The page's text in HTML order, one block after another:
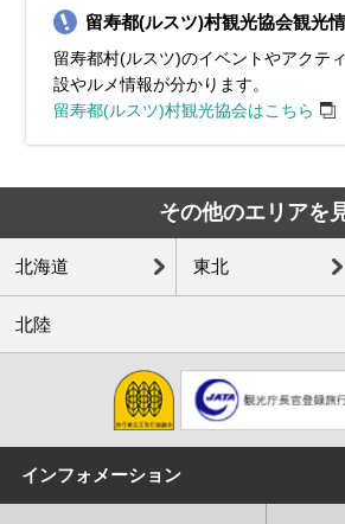
留寿都(ルスツ)村観光協会観光
留寿都村(ルスツ)のイベントやアクテ
設やルメ情報が分かります。
留寿都(ルスツ)村観光協会はこちら
その他のエリアを
北海道 東北
北陸
インフォメーション